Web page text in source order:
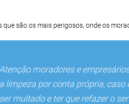
que são os mais perigosos, onde os
Atenção moradores e
a limpeza por conta própria,
ser multado e ter que refazer o